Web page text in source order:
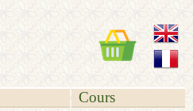
Cours